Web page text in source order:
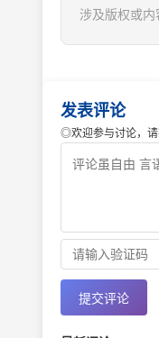
涉及版权或
发表评论
◎欢迎参与讨论，请
提交评论